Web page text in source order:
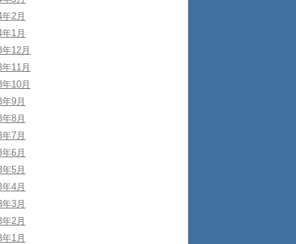
2月
1月
12月
11月
10月
9月
8月
7月
6月
5月
4月
3月
2月
1月